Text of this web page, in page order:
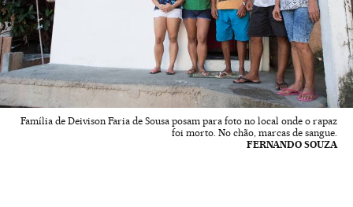
Família de Deivison Faria de Sousa posam para foto no local onde o rapaz
foi morto. No chão, marcas de sangue.
FERNANDO SOUZA